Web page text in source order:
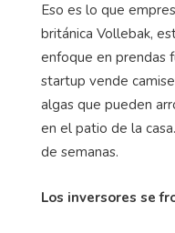
Eso es lo que
británica Vollebak,
enfoque en prendas
startup vende
algas que pueden
en el patio de la
de semanas.
Los inversores se